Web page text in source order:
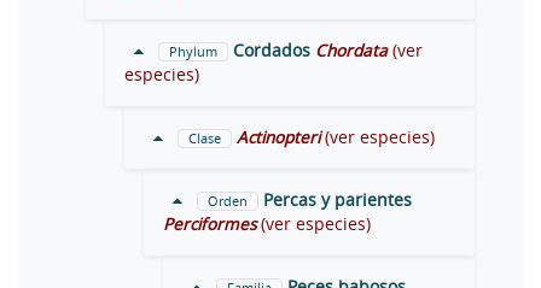
Phylum Cordados Chordata (ver
especies)
Clase Actinopteri (ver especies)
Orden
Percas y parientes
Perciformes (ver especies)